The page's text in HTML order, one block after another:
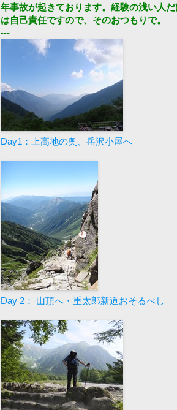
年事故が起きております。経験の浅い人
は自己責任ですので、そのおつもりで。
---
Day1：上高地の奥、岳沢小屋へ
Day 2： 山頂へ・重太郎新道おそるべし